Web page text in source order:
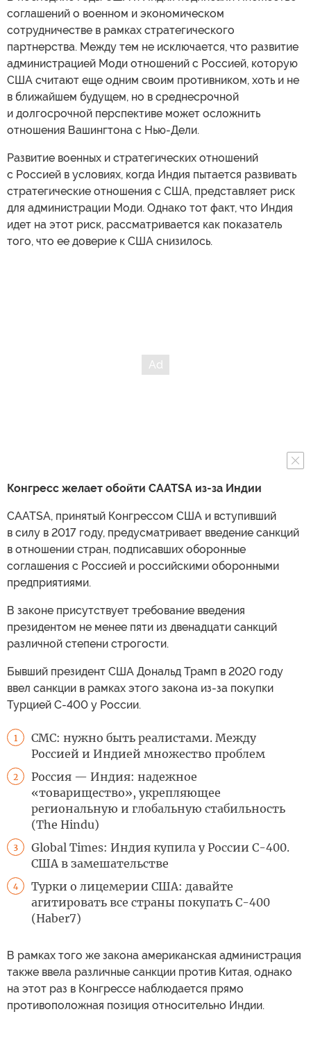
соглашений о военном и экономическом
сотрудничестве в рамках стратегического
партнерства. Между тем не исключается, что развитие
администрацией Моди отношений с Россией, которую
США считают еще одним своим противником, хоть и не
в ближайшем будущем, но в среднесрочной
и долгосрочной перспективе может осложнить
отношения Вашингтона с Нью-Дели.
Развитие военных и стратегических отношений
с Россией в условиях, когда Индия пытается развивать
стратегические отношения с США, представляет риск
для администрации Моди. Однако тот факт, что Индия
идет на этот риск, рассматривается как показатель
того, что ее доверие к США снизилось.
Конгресс желает обойти CAATSA из-за Индии
CAATSA, принятый Конгрессом США и вступивший
в силу в 2017 году, предусматривает введение санкций
в отношении стран, подписавших оборонные
соглашения с Россией и российскими оборонными
предприятиями.
В законе присутствует требование введения
президентом не менее пяти из двенадцати санкций
различной степени строгости.
Бывший президент США Дональд Трамп в 2020 году
ввел санкции в рамках этого закона из-за покупки
Турцией С-400 у России.
1
CMC: нужно быть реалистами. Между
Россией и Индией множество проблем
2
Россия — Индия: надежное
«товарищество», укрепляющее
региональную и глобальную стабильность
(The Hindu)
3
Global Times: Индия купила у России С-400.
США в замешательстве
4
Турки о лицемерии США: давайте
агитировать все страны покупать С-400
(Haber7)
В рамках того же закона американская администрация
также ввела различные санкции против Китая, однако
на этот раз в Конгрессе наблюдается прямо
противоположная позиция относительно Индии.